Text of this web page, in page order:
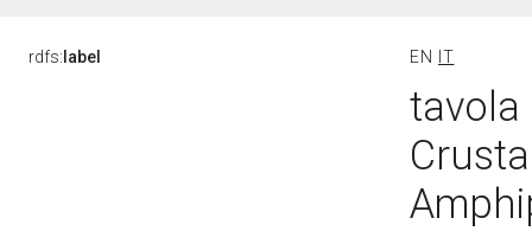
rdfs: label EN IT
tavola